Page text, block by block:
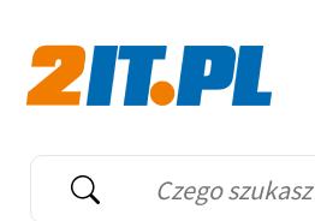
Wyszukiwarka
Słowo kluczowe